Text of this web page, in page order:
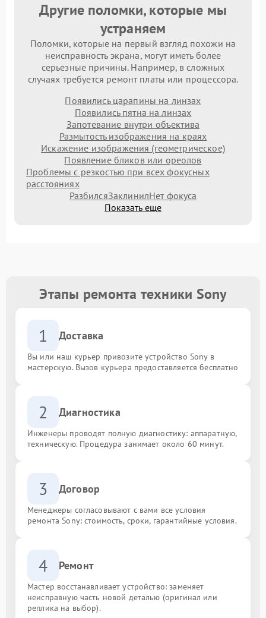
Другие поломки, которые мы
устраняем
Поломки, которые на первый взгляд похожи на
неисправность экрана, могут иметь более
серьезные причины. Например, в сложных
случаях требуется ремонт платы или процессора.
Появились царапины на линзах
Появились пятна на линзах
Запотевание внутри объектива
Размытость изображения на краях
Искажение изображения (геометрическое)
Появление бликов или ореолов
Проблемы с резкостью при всех фокусных
расстояниях
РазбилсяЗаклинилНет фокуса
Показать еще
Этапы ремонта техники Sony
1 Доставка
Вы или наш курьер привозите устройство Sony в
мастерскую. Вызов курьера предоставляется бесплатно
2 Диагностика
Инженеры проводят полную диагностику: аппаратную,
техническую. Процедура занимает около 60 минут.
3 Договор
Менеджеры согласовывают с вами все условия
ремонта Sony: стоимость, сроки, гарантийные условия.
4 Ремонт
Мастер восстанавливает устройство: заменяет
неисправную часть новой деталью (оригинал или
реплика на выбор).